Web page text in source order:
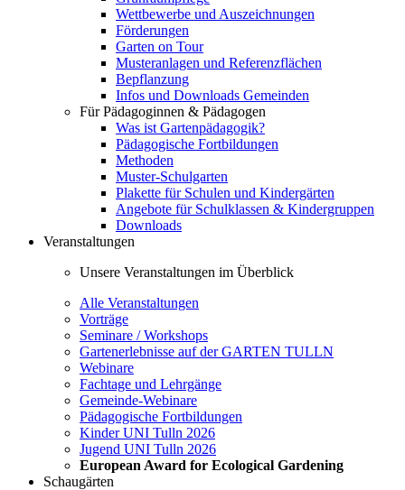
Wettbewerbe und Auszeichnungen
Förderungen
Garten on Tour
Musteranlagen und Referenzflächen
Bepflanzung
Infos und Downloads Gemeinden
Für Pädagoginnen & Pädagogen
Was ist Gartenpädagogik?
Pädagogische Fortbildungen
Methoden
Muster-Schulgarten
Plakette für Schulen und Kindergärten
Angebote für Schulklassen & Kindergruppen
Downloads
Veranstaltungen
Unsere Veranstaltungen im Überblick
Alle Veranstaltungen
Vorträge
Seminare / Workshops
Gartenerlebnisse auf der GARTEN TULLN
Webinare
Fachtage und Lehrgänge
Gemeinde-Webinare
Pädagogische Fortbildungen
Kinder UNI Tulln 2026
Jugend UNI Tulln 2026
European Award for Ecological Gardening
Schaugärten